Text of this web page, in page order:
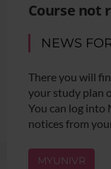
Course not
NEWS
There you will
your study plan
You can log
notices from
MYUNIVR